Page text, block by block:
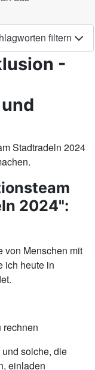
filtern
-
Stadtradeln 2024
2024":
von Menschen mit
ich heute in
rechnen
solche, die
einladen